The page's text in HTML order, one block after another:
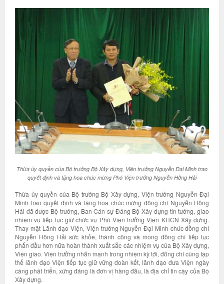
Thừa ủy quyền của Bộ trưởng Bộ Xây dựng, Viện trưởng Nguyễn Đại Minh trao
quyết định và tặng hoa chúc mừng Phó Viện trưởng Nguyễn Hồng Hải
Thừa ủy quyền của Bộ trưởng Bộ Xây dựng, Viện trưởng Nguyễn Đại
Minh trao quyết định và tặng hoa chúc mừng đồng chí Nguyễn Hồng
Hải đã được Bộ trưởng, Ban Cán sự Đảng Bộ Xây dựng tin tưởng, giao
nhiệm vụ tiếp tục giữ chức vụ Phó Viện trưởng Viện KHCN Xây dựng.
Thay mặt Lãnh đạo Viện, Viện trưởng Nguyễn Đại Minh chúc đồng chí
Nguyễn Hồng Hải sức khỏe, thành công và mong đồng chí tiếp tục
phấn đầu hơn nữa hoàn thành xuất sắc các nhiệm vụ của Bộ Xây dựng,
Viện giao. Viện trưởng nhấn mạnh trong nhiệm kỳ tới, đồng chí cùng tập
thể lãnh đạo Viện tiếp tục giữ vững đoàn kết, lãnh đạo đưa Viện ngày
càng phát triển, xứng đáng là đơn vị hàng đầu, là địa chỉ tin cậy của Bộ
Xây dựng.